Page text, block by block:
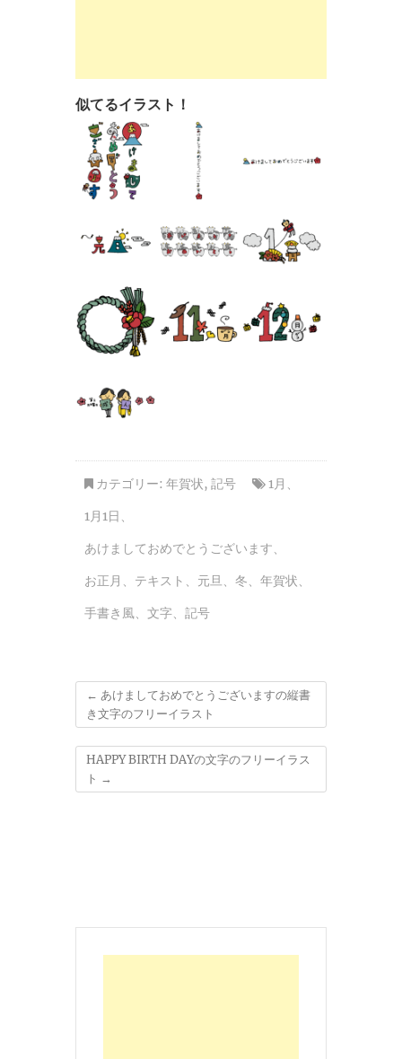
似てるイラスト！
カテゴリー: 年賀状, 記号 1月 、
1月1日 、
あけましておめでとうございます、
お正月 、 テキスト 、 元旦、 冬、 年賀状、
手書き風、 文字、 記号
← あけましておめでとうございますの縦書
き文字のフリーイラスト
HAPPY BIRTH DAYの文字のフリーイラス
ト →